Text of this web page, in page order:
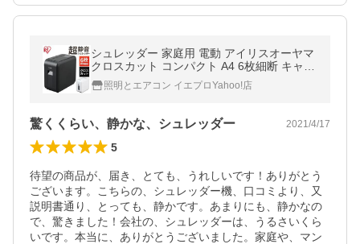
シュレッダー 家庭用 電動 アイリスオーヤマ
クロスカット コンパクト A4 6枚細断 キャス
ター付き P6HS75C
照明とエアコン イエプロYahoo!店
驚くくらい、静かな、シュレッダー 2021/4/17
5
待望の商品が、届き、とても、うれしいです！ありがとう
ございます。こちらの、シュレッダー機、口コミより、又
説明書通り、とっても、静かです。あまりにも、静かなの
で、驚きました！会社の、シュレッダーは、うるさいくら
いです。本当に、ありがとうございました。家庭や、マン